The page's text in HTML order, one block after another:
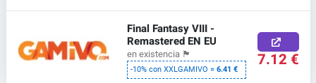
Final Fantasy VIII -
Remastered EN EU
en existencia 🏴
-10% con XXLGAMIVO =6.41 € 7.12 €